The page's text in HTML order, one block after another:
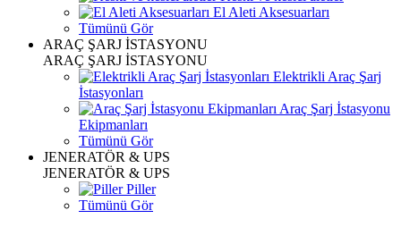
El Aleti Aksesuarları
Tümünü Gör
ARAÇ ŞARJ İSTASYONU
ARAÇ ŞARJ İSTASYONU
Elektrikli Araç Şarj
İstasyonları
Araç Şarj İstasyonu
Ekipmanları
Tümünü Gör
JENERATÖR & UPS
JENERATÖR & UPS
Piller
Tümünü Gör